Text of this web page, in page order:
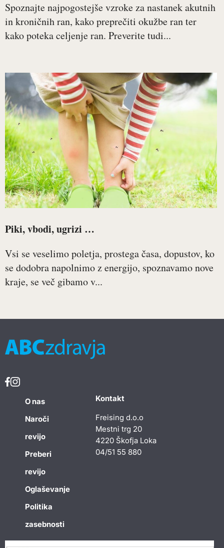
Spoznajte najpogostejše vzroke za nastanek akutnih
in kroničnih ran, kako preprečiti okužbe ran ter
kako poteka celjenje ran. Preverite tudi...
Piki, vbodi, ugrizi …
Vsi se veselimo poletja, prostega časa, dopustov, ko
se dodobra napolnimo z energijo, spoznavamo nove
kraje, se več gibamo v...
O nas
Naroči
revijo
Preberi
revijo
Oglaševanje
Politika
zasebnosti
Kontakt
Freising d.o.o
Mestni trg 20
4220 Škofja Loka
04/51 55 880